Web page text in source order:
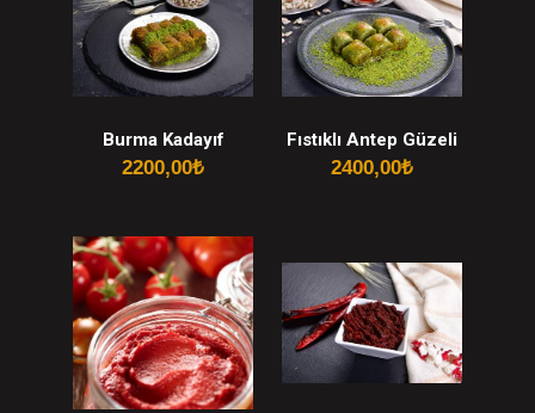
Burma Kadayıf
2200,00₺
Fıstıklı Antep Güzeli
2400,00₺